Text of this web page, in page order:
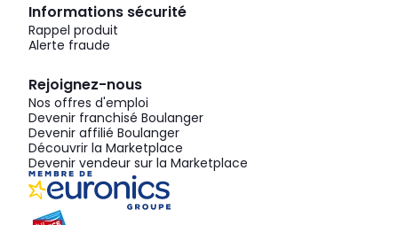
Informations sécurité
Rappel produit
Alerte fraude
Rejoignez-nous
Nos offres d'emploi
Devenir franchisé Boulanger
Devenir affilié Boulanger
Découvrir la Marketplace
Devenir vendeur sur la Marketplace